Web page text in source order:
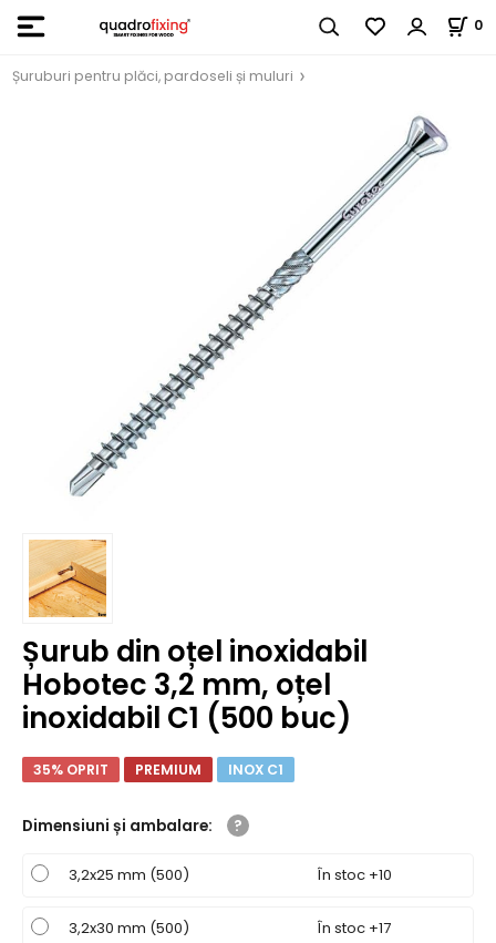
0
Șuruburi pentru plăci, pardoseli și muluri
Șurub din oțel inoxidabil
Hobotec 3,2 mm, oțel
inoxidabil C1 (500 buc)
35% OPRIT PREMIUM INOX C1
Dimensiuni și ambalare:
3,2x25 mm (500) În stoc +10
3,2x30 mm (500) În stoc +17